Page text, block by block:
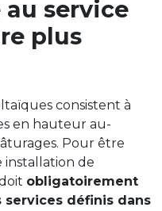
au service
plus
consistent à
en hauteur au-
Pour être
installation de
obligatoirement
services définis dans